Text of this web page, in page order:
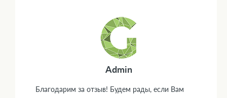
Admin
Благодарим за отзыв! Будем рады, если Вам